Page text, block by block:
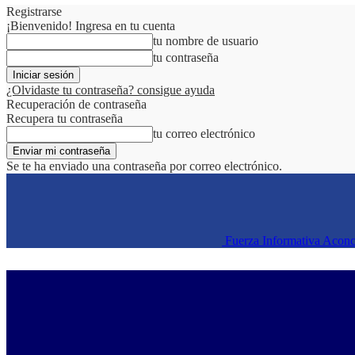
Registrarse
¡Bienvenido! Ingresa en tu cuenta
tu nombre de usuario
tu contraseña
¿Olvidaste tu contraseña? consigue ayuda
Recuperación de contraseña
Recupera tu contraseña
tu correo electrónico
Se te ha enviado una contraseña por correo electrónico.
Fuerza Informativa